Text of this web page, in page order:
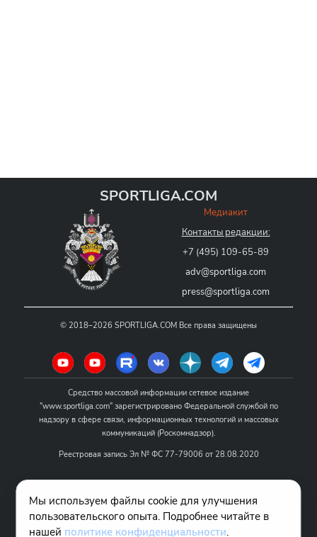
SPORTLIGA.COM
Медиакит
Контакты редакции:
+7 (495) 109-65-89
adv@sportliga.com
press@sportliga.com
© 2018–2026 SPORTLIGA.COM Все права защищены
Средство массовой информации сетевое издание
"www.sportliga.com" зарегистрировано Федеральной службой по
надзору в сфере связи, информационных технологий и массовых
коммуникаций (Роскомнадзор).
Реестровая запись Эл № ФС 77-79006 от 28.08.2020
Название - www.sportliga.com
Учредитель СМИ сетевого издания "www.sportliga.com": ИП Чамин
О.Н.
Мы используем файлы cookie для улучшения
пользовательского опыта. Подробнее читайте в
нашей политике конфиденциальности.